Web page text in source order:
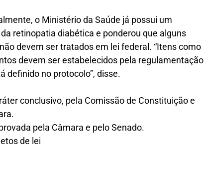
o Ministério da Saúde já possui um
retinopatia diabética e ponderou que alguns
devem ser tratados em lei federal. “Itens como
devem ser estabelecidos pela regulamentação
definido no protocolo”, disse.
conclusivo, pela Comissão de Constituição e
pela Câmara e pelo Senado.
de lei